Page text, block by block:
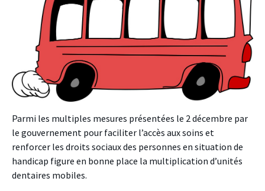
Parmi les multiples mesures présentées le 2 décembre par
le gouvernement pour faciliter l’accès aux soins et
renforcer les droits sociaux des personnes en situation de
handicap figure en bonne place la multiplication d’unités
dentaires mobiles.